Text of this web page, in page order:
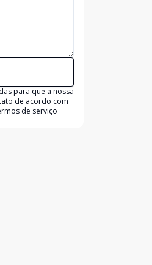
para que a nossa
de acordo com
de serviço